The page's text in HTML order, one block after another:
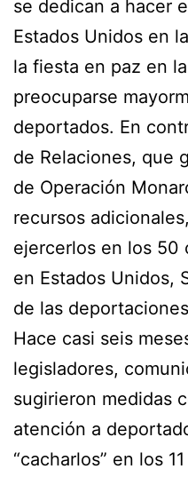
se dedican a hacer
Estados Unidos en
la fiesta en paz en
preocuparse
deportados. En
de Relaciones, que
de Operación
recursos
ejercerlos en los 50
en Estados Unidos,
de las
Hace casi seis
legisladores,
sugirieron medidas
atención a
“cacharlos” en los